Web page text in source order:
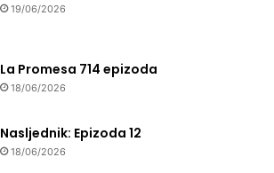
19/06/2026
La Promesa 714 epizoda
18/06/2026
Nasljednik: Epizoda 12
18/06/2026